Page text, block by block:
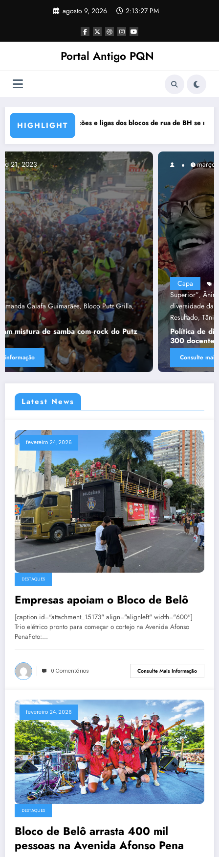
agosto 9, 2026 2:13:28 PM
Portal Antigo PQN
HIGHLIGHT
de BH se manifestam em nota de repúdioRocknights lança a primeira parte do
Capa
“Tendências para Docência no Ensino
Superior” , Ânima Educaçã ,Ânima Plurais,capa,
Política de
diversidade da Una e do UniBH,Rede Comunicação de
Resultado, Tânia Chaves
Política de diversidade da Una e do UniBH envolve
300 docentes e coladores negros
Consulte mais informação
março 5, 2021
Latest News
fevereiro 24, 2026
DESTAQUES
Empresas apoiam o Bloco de Belô
[caption id="attachment_15173" align="alignleft" width="600"]
Trio elétrico pronto para começar o cortejo na Avenida Afonso
PenaFoto:…
0 Comentários Consulte Mais Informação
fevereiro 24, 2026
DESTAQUES
Bloco de Belô arrasta 400 mil
pessoas na Avenida Afonso Pena